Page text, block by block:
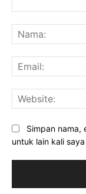
Simpan nama,
untuk lain kali